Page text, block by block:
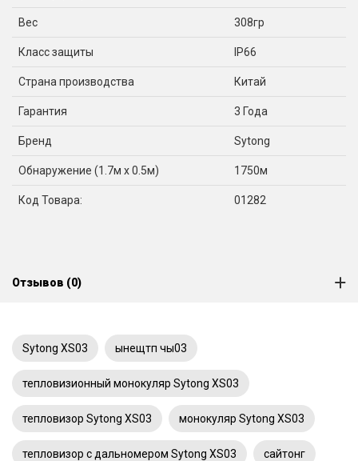
Вес 308гр
Класс защиты IP66
Страна производства Китай
Гарантия 3 Года
Бренд Sytong
Обнаружение (1.7м x 0.5м) 1750м
Код Товара: 01282
Отзывов (0)
Sytong XS03 ынещтп чы03
тепловизионный монокуляр Sytong XS03
тепловизор Sytong XS03 монокуляр Sytong XS03
тепловизор с дальномером Sytong XS03 сайтонг